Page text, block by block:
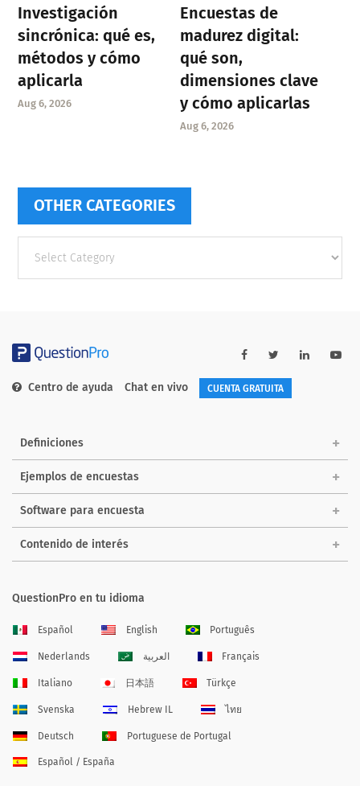
Investigación
sincrónica: qué es,
métodos y cómo
aplicarla
Aug 6, 2026
Encuestas de
madurez digital:
qué son,
dimensiones clave
y cómo aplicarlas
Aug 6, 2026
OTHER CATEGORIES
categories
Centro de ayuda Chat en vivo CUENTA GRATUITA
Definiciones
Ejemplos de encuestas
Software para encuesta
Contenido de interés
QuestionPro en tu idioma
Español English Português
Nederlands العربية Français
Italiano 日本語 Türkçe
Svenska Hebrew IL ไทย
Deutsch Portuguese de Portugal
Español / España